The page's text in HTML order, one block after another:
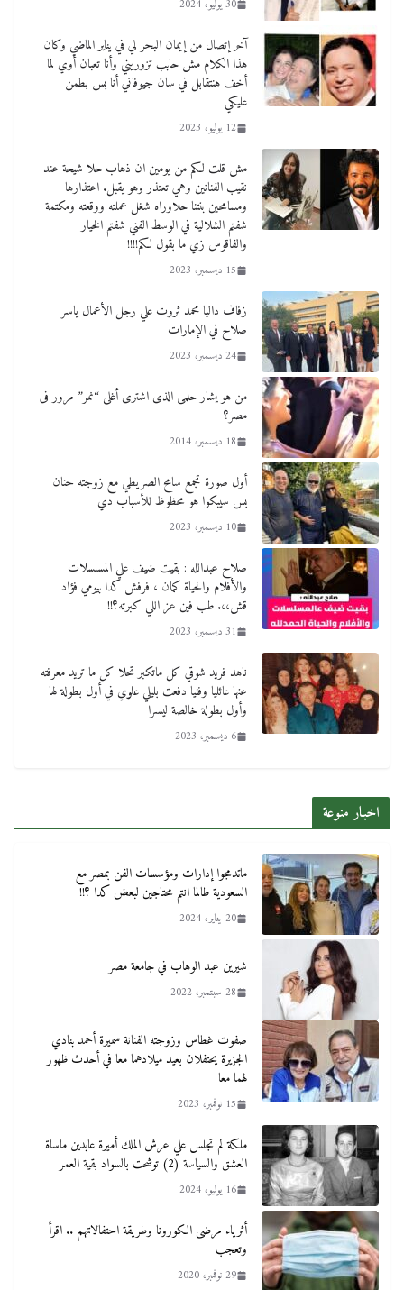
30 يوليو، 2024
آخر إتصال من إيمان البحر لي في يناير الماضي وكان
هذا الكلام مش حابب تزوريني وأنا تعبان أوي لما
أخف هنتقابل في سان جيوفاني أنا بس بطمن
عليكي
12 يوليو، 2023
مش قلت لكم من يومين ان ذهاب حلا شيحة عند
نقيب الفنانين وهي تعتذر وهو يقبل. اعتذارها
ومسامحين بنتنا حلاوراه شغل عملته ووقعته ومكتمة
شفتم الشلالية في الوسط الفني شفتم الخيار
والفاقوس زي ما بقول لكم!!!!
15 ديسمبر، 2023
زفاف داليا محمد ثروت علي رجل الأعمال ياسر
صلاح في الإمارات
24 ديسمبر، 2023
من هو يشار حلمى الذى اشترى أغلى “نمر” مرور فى
مصر؟
18 ديسمبر، 2014
أول صورة تجمع سامح الصريطي مع زوجته حنان
بس سيبكوا هو محظوظ للأسباب دي
10 ديسمبر، 2023
صلاح عبدالله : بقيت ضيف علي المسلسلات
والأفلام والحياة كمان ، فرفش كدا بيومي فؤاد
قش،،. طب فين عز اللي كبرته؟!!
31 ديسمبر، 2023
ناهد فريد شوقي كل ماتكبر تحلا كل ما تريد معرفته
عنها عائليا وفنيا دفعت بليلي علوي في أول بطولة لها
وأول بطولة خالصة ليسرا
6 ديسمبر، 2023
اخبار منوعة
ماتدمجوا إدارات ومؤسسات الفن بمصر مع
السعودية طالما انتم محتاجين لبعض كدا ؟!!
20 يناير، 2024
شيرين عبد الوهاب في جامعة مصر
28 سبتمبر، 2022
صفوت غطاس وزوجته الفنانة سميرة أحمد بنادي
الجزيرة يحتفلان بعيد ميلادهما معا في أحدث ظهور
لهما معا
15 نوفمبر، 2023
ملكة لم تجلس علي عرش الملك أميرة عابدين ماساة
العشق والسياسة (2) توشحت بالسواد بقية العمر
16 يوليو، 2024
أثرياء مرضى الكورونا وطريقة احتفالاتهم .. اقرأ
وتعجب
29 نوفمبر، 2020